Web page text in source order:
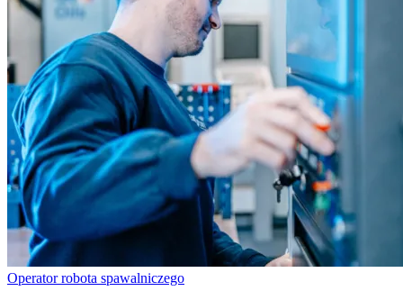
Operator robota spawalniczego